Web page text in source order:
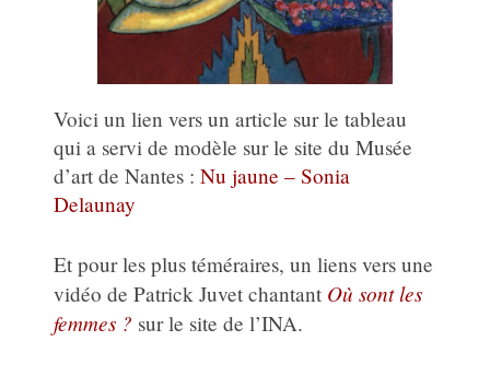
Voici un lien vers un article sur le tableau
qui a servi de modèle sur le site du Musée
d’art de Nantes :Nu jaune – Sonia
Delaunay
Et pour les plus téméraires, un liens vers une
vidéo de Patrick Juvet chantant Où sont les
femmes ? sur le site de l’INA.